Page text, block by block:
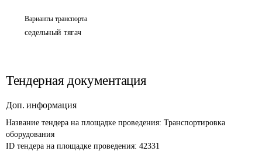
Варианты транспорта
седельный тягач
Тендерная документация
Доп. информация
Название тендера на площадке проведения: Транспортировка
оборудования
ID тендера на площадке проведения: 42331